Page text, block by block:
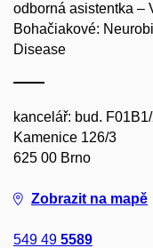
odborná asistentka –
Bohačiakové:
Disease
kancelář: bud.
Kamenice 126/3
625 00 Brno
Zobrazit na mapě
549 49 5589